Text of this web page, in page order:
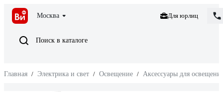
Москва Для юрлиц
Поиск в каталоге
Главная / Электрика и свет / Освещение / Аксессуары для